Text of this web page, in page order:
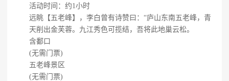
活动时间：约1小时
远眺【五老峰】，李白曾有诗赞曰：“庐山东南五老峰，青
天削出金芙蓉。九江秀色可揽结，吾将此地巢云松。
含鄱口
(无需门票)
五老峰景区
(无需门票)